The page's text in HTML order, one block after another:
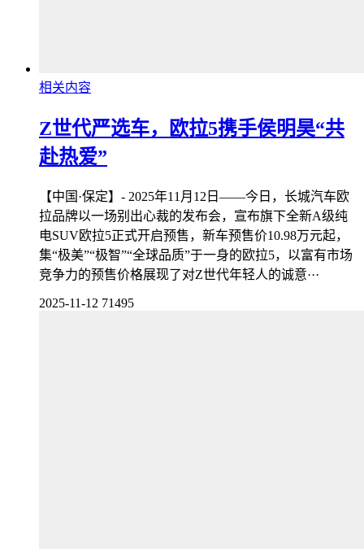
相关内容
Z世代严选车，欧拉5携手侯明昊“共
赴热爱”
【中国·保定】- 2025年11月12日——今日，长城汽车欧
拉品牌以一场别出心裁的发布会，宣布旗下全新A级纯
电SUV欧拉5正式开启预售，新车预售价10.98万元起，
集“极美”“极智”“全球品质”于一身的欧拉5，以富有市场
竞争力的预售价格展现了对Z世代年轻人的诚意···
2025-11-12 71495